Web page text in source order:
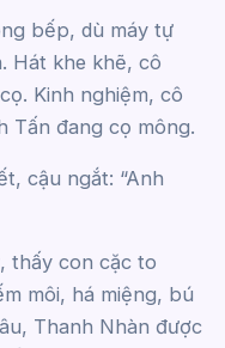
bếp, dù máy tự
Hát khe khẽ, cô
Kinh nghiệm, cô
Tấn đang cọ mông.
cậu ngắt: “Anh
thấy con cặc to
môi, há miệng, bú
Thanh Nhàn được